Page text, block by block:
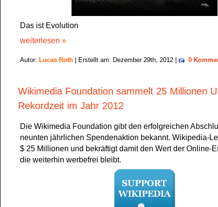
Das ist Evolution
weiterlesen »
Autor: Lucas Roth | Erstellt am: Dezember 29th, 2012 | 0
Wikimedia Foundation sammelt 25 Millionen
Rekordzeit im Jahr 2012
Die Wikimedia Foundation gibt den erfolgreichen
neunten jährlichen Spendenaktion bekannt. Wikipedia-
$ 25 Millionen und bekräftigt damit den Wert der Online-
die weiterhin werbefrei bleibt.